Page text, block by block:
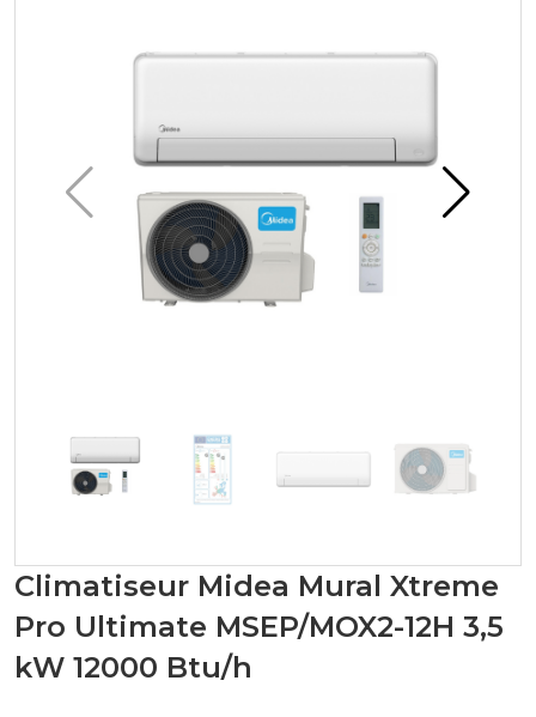
Climatiseur Midea Mural Xtreme
Pro Ultimate MSEP/MOX2-12H 3,5
kW 12000 Btu/h